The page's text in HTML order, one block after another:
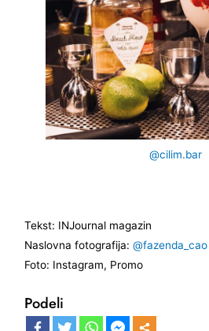
@cilim.bar
Tekst: INJournal magazin
Naslovna fotografija:@fazenda_cao
Foto: Instagram, Promo
Podeli